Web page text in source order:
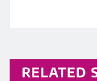
RELATED